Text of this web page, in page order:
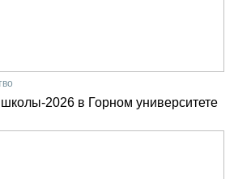
2026 в Горном университете